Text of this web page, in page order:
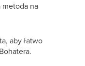
na
aby łatwo